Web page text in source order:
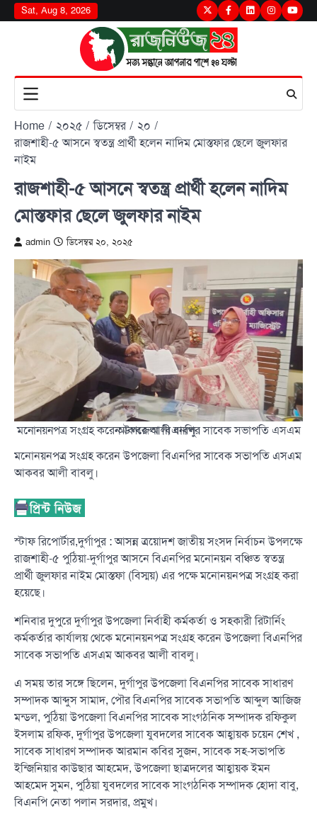
Skip
to
Sat, Aug 8, 2026 TwitterFacebook
LinkedInInstagram
Home ২০২৫ ডিসেম্বর
২০
রাজশাহী-৫ আসনে স্বতন্ত্র প্রার্থী হলেন নাদিম মোস্তফার ছেলে জুলফার
নাইম
রাজশাহী-৫ আসনে স্বতন্ত্র প্রার্থী হলেন নাদিম
মোস্তফার ছেলে জুলফার নাইম
admin ডিসেম্বর ২০, ২০২৫
মনোনয়নপত্র সংগ্রহ করেন উপজেলা বিএনপির সাবেক সভাপতি এসএম আকবর আলী বাবলু।
মনোনয়নপত্র সংগ্রহ করেন উপজেলা বিএনপির সাবেক সভাপতি এসএম
আকবর আলী বাবলু।
স্টাফ রিপোর্টার,দুর্গাপুর : আসন্ন ত্রয়োদশ জাতীয় সংসদ নির্বাচন উপলক্ষে
রাজশাহী-৫ পুঠিয়া-দুর্গাপুর আসনে বিএনপির মনোনয়ন বঞ্চিত স্বতন্ত্র
প্রার্থী জুলফার নাইম মোস্তফা (বিস্ময়) এর পক্ষে মনোনয়নপত্র সংগ্রহ করা
হয়েছে।
শনিবার দুপুরে দুর্গাপুর উপজেলা নির্বাহী কর্মকর্তা ও সহকারী রিটার্নিং
কর্মকর্তার কার্যালয় থেকে মনোনয়নপত্র সংগ্রহ করেন উপজেলা বিএনপির
সাবেক সভাপতি এসএম আকবর আলী বাবলু।
এ সময় তার সঙ্গে ছিলেন, দুর্গাপুর উপজেলা বিএনপির সাবেক সাধারণ
সম্পাদক আব্দুস সামাদ, পৌর বিএনপির সাবেক সভাপতি আব্দুল আজিজ
মন্ডল, পুঠিয়া উপজেলা বিএনপির সাবেক সাংগঠনিক সম্পাদক রফিকুল
ইসলাম রফিক, দুর্গাপুর উপজেলা যুবদলের সাবেক আহ্বায়ক চয়েন শেখ ,
সাবেক সাধারণ সম্পাদক আরমান কবির সুজন, সাবেক সহ-সভাপতি
ইন্জিনিয়ার কাউছার আহমেদ, উপজেলা ছাত্রদলের আহ্বায়ক ইমন
আহমেদ সুমন, পুঠিয়া যুবদলের সাবেক সাংগঠনিক সম্পাদক হোদা বাবু,
বিএনপি নেতা পলান সরদার, প্রমুখ।